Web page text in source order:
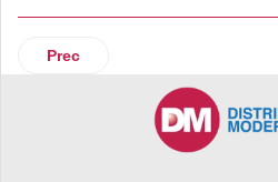
Articolo precedente: Alessi
Prec